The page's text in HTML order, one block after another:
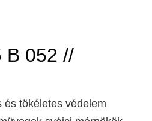
B 052 //
és tökéletes védelem